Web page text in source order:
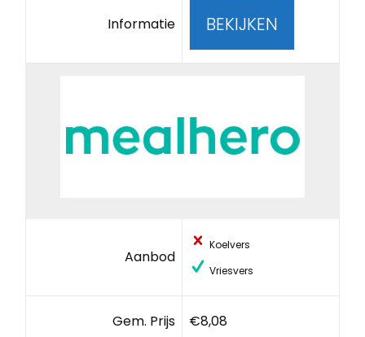
Informatie BEKIJKEN
Aanbod
Koelvers
Vriesvers
Gem. Prijs €8,08